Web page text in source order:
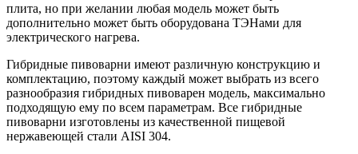
плита, но при желании любая модель может быть
дополнительно может быть оборудована ТЭНами для
электрического нагрева.
Гибридные пивоварни имеют различную конструкцию и
комплектацию, поэтому каждый может выбрать из всего
разнообразия гибридных пивоварен модель, максимально
подходящую ему по всем параметрам. Все гибридные
пивоварни изготовлены из качественной пищевой
нержавеющей стали AISI 304.